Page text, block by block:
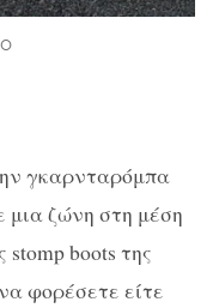
γκαρνταρόμπα
ζώνη στη μέση
boots της
φορέσετε είτε